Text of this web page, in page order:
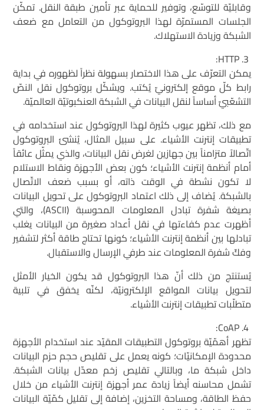
وقابليّة للتوسّع، وتوفير للحماية عبر تأمين طبقة النقل. تمكّن
الجلسات المستمرّة لهذا البروتوكول من التعامل مع ضعف
الشبكة وزيادة الاستهلاك.
HTTP:
يمكن التعرّف على هذا الاختصار بسهولة نظراً لظهوره في بداية
رابط كلّ موقع إلكترونيّ يُكتب. ويشكّل بروتوكول نقل النصّ
التشعّبيّ أساساً لنقل البيانات في الشبكة العنكبوتيّة العالميّة.
مع ذلك، تظهر عيوب كثيرة لهذا البروتوكول عند استخدامه في
تطبيقات إنترنت الأشياء. على سبيل المثال، يُنشئ البروتوكول
اتّصالاً متزامناً بين جهازين لغرض نقل البيانات، والذي يمثّل عائقاً
أمام أنظمة إنترنت الأشياء؛ كون بعض الأجهزة ونقاط الاستلام
لا تكون نشطة في الوقت ذاته، أو بسبب ضعف الاتّصال
بالشبكة. يُضاف إلى ذلك اعتماد البروتوكول على تحويل البيانات
بصيغة شفرة تبادل المعلومات المحوسبة (ASCII)، والتي
أظهرت عدم كفاءتها في نقل أعداد صغيرة من البيانات يغلب
تبادلها بين أنظمة إنترنت الأشياء؛ كونها تحتاج طاقة أكثر لتشفير
وفكّ شفرة المعلومات عند طرفي الإرسال والاستقبال.
يُستنتج من ذلك أنّ هذا البروتوكول قد يكون الخيار الأمثل
لتحويل بيانات المواقع الإلكترونيّة، لكنّه يخفق في تلبية
متطلّبات تطبيقات إنترنت الأشياء.
CoAP:
تظهر أهمّيّة بروتوكول التطبيقات المقيّد عند استخدام الأجهزة
محدودة الإمكانيّات؛ كونه يعمل على تقليص حجم حزم البيانات
داخل شبكة ما، وبالتالي تقليص زخم معدّل بيانات الشبكة.
تشمل محاسنه أيضاً زيادة عمر أجهزة إنترنت الأشياء من خلال
حفظ الطاقة، ومساحة التخزين، إضافة إلى تقليل كمّيّة البيانات